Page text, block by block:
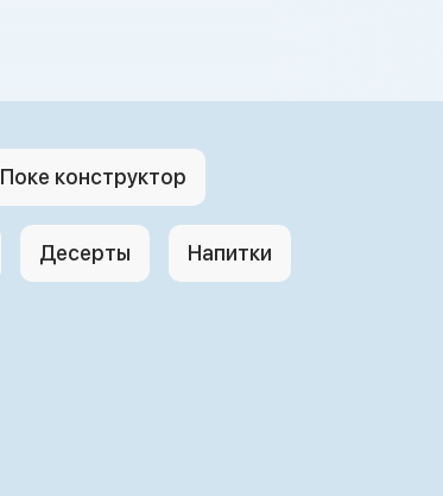
Поке конструктор
Десерты Напитки